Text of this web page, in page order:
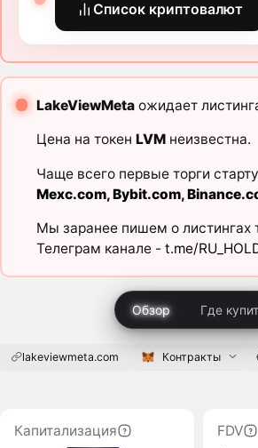
Список криптовалют
LakeViewMetaожидает
Цена на токен LVMнеизвестна.
Чаще всего первые торги
Mexc.com,Bybit.com,
Мы заранее пишем о листингах
Телеграм канале - t.me/
Обзор Где
lakeviewmeta.com Контракты
Капитализация
FDV